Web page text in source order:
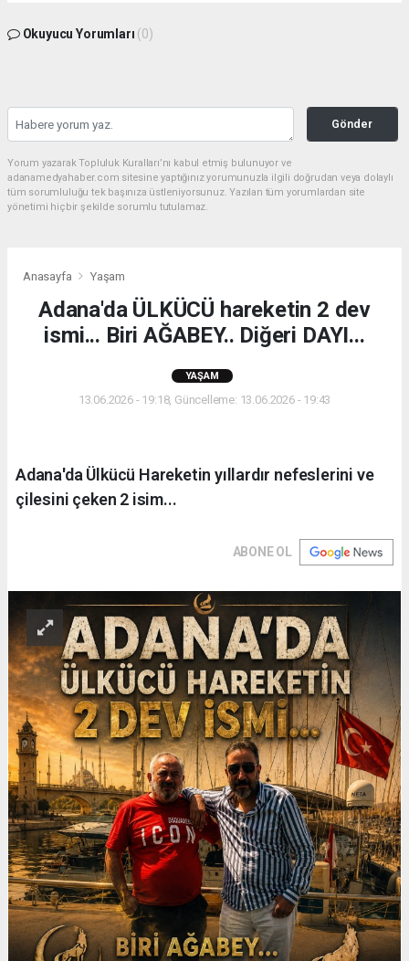
Okuyucu Yorumları (0)
Gönder
Yorum yazarak Topluluk Kuralları’nı kabul etmiş bulunuyor ve
adanamedyahaber.com sitesine yaptığınız yorumunuzla ilgili doğrudan veya dolaylı
tüm sorumluluğu tek başınıza üstleniyorsunuz. Yazılan tüm yorumlardan site
yönetimi hiçbir şekilde sorumlu tutulamaz.
Anasayfa Yaşam
Adana'da ÜLKÜCÜ hareketin 2 dev
ismi... Biri AĞABEY.. Diğeri DAYI...
YAŞAM
13.06.2026 - 19:18, Güncelleme: 13.06.2026 - 19:43
Adana'da Ülkücü Hareketin yıllardır nefeslerini ve
çilesini çeken 2 isim...
ABONE OL